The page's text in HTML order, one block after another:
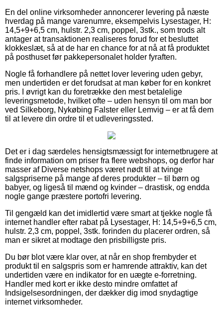
En del online virksomheder annoncerer levering på næste
hverdag på mange varenumre, eksempelvis Lysestager, H:
14,5+9+6,5 cm, hulstr. 2,3 cm, poppel, 3stk., som trods alt
antager at transaktionen realiseres forud for et besluttet
klokkeslæt, så at de har en chance for at nå at få produktet
på posthuset før pakkepersonalet holder fyraften.
Nogle få forhandlere på nettet lover levering uden gebyr,
men undertiden er det forudsat at man køber for en konkret
pris. I øvrigt kan du foretrække den mest betalelige
leveringsmetode, hvilket ofte – uden hensyn til om man bor
ved Silkeborg, Nykøbing Falster eller Lemvig – er at få dem
til at levere din ordre til et udleveringssted.
Det er i dag særdeles hensigtsmæssigt for internetbrugere at
finde information om priser fra flere webshops, og derfor har
masser af Diverse netshops været nødt til at tvinge
salgspriserne på mange af deres produkter – til børn og
babyer, og ligeså til mænd og kvinder – drastisk, og endda
nogle gange præstere portofri levering.
Til gengæld kan det imidlertid være smart at tjekke nogle få
internet handler efter rabat på Lysestager, H: 14,5+9+6,5 cm,
hulstr. 2,3 cm, poppel, 3stk. forinden du placerer ordren, så
man er sikret at modtage den prisbilligste pris.
Du bør blot være klar over, at når en shop frembyder et
produkt til en salgspris som er hamrende attraktiv, kan det
undertiden være en indikator for en uægte e-forretning.
Handler med kort er ikke desto mindre omfattet af
Indsigelsesordningen, der dækker dig imod snydagtige
internet virksomheder.